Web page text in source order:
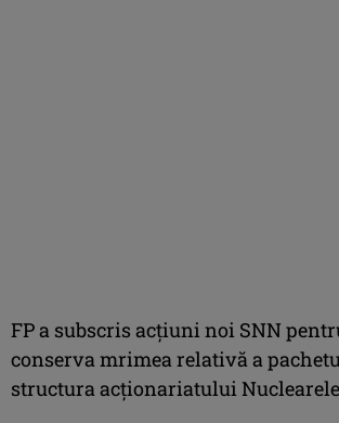
FP a subscris acţiuni noi SNN
conserva mrimea relativă a
structura acţionariatului